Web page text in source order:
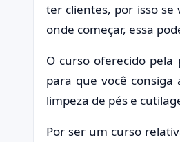
ter clientes, por isso
onde começar, essa
O curso oferecido
para que você
limpeza de pés e
Por ser um curso